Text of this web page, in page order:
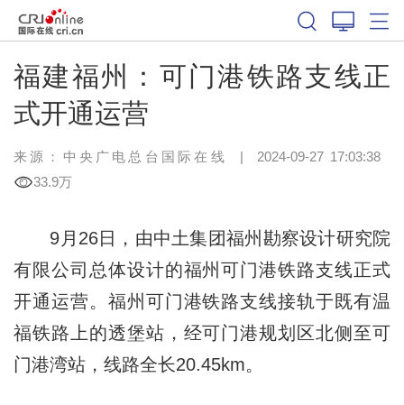
福建福州：可门港铁路支线正
式开通运营
来源：中央广电总台国际在线 | 2024-09-27 17:03:38
33.9万
9月26日，由中土集团福州勘察设计研究院
有限公司总体设计的福州可门港铁路支线正式
开通运营。福州可门港铁路支线接轨于既有温
福铁路上的透堡站，经可门港规划区北侧至可
门港湾站，线路全长20.45km。